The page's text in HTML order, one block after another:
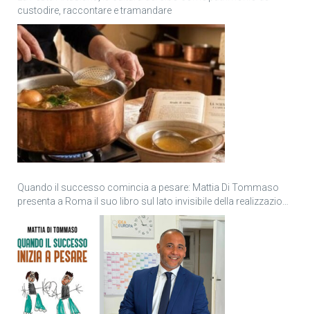
custodire, raccontare e tramandare
Quando il successo comincia a pesare: Mattia Di Tommaso
presenta a Roma il suo libro sul lato invisibile della realizzazione